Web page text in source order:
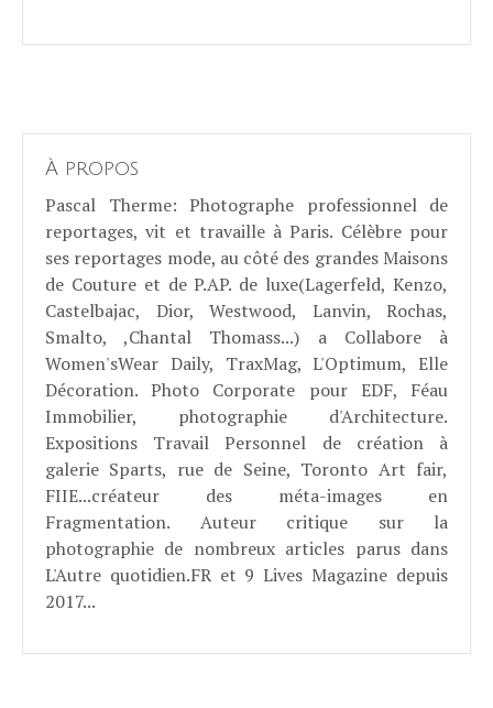
À propos
Pascal Therme: Photographe professionnel de
reportages, vit et travaille à Paris. Célèbre pour
ses reportages mode, au côté des grandes Maisons
de Couture et de P.AP. de luxe(Lagerfeld, Kenzo,
Castelbajac, Dior, Westwood, Lanvin, Rochas,
Smalto, ,Chantal Thomass...) a Collabore à
Women'sWear Daily, TraxMag, L'Optimum, Elle
Décoration. Photo Corporate pour EDF, Féau
Immobilier, photographie d'Architecture.
Expositions Travail Personnel de création à
galerie Sparts, rue de Seine, Toronto Art fair,
FIIE...créateur des méta-images en
Fragmentation. Auteur critique sur la
photographie de nombreux articles parus dans
L'Autre quotidien.FR et 9 Lives Magazine depuis
2017...